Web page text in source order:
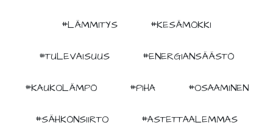
#LÄMMITYS #KESÄMÖKKI
#TULEVAISUUS #ENERGIANSÄÄSTÖ
#KAUKOLÄMPÖ #PIHA #OSAAMINEN
#SÄHKÖNSIIRTO #ASTETTAALEMMAS